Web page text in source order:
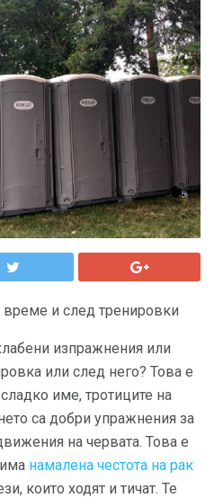
време и след тренировки
изпражнения или
или след него? Това е
име, тротиците на
са добри упражнения за
на червата. Това е
намалена честота на рак
които ходят и тичат. Те